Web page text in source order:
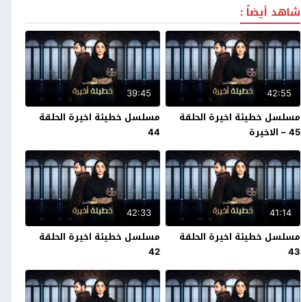
شاهد أيضاً :
42:55
مسلسل خطيئة اخيرة الحلقة
45 – الاخيرة
39:45
مسلسل خطيئة اخيرة الحلقة
44
41:14
مسلسل خطيئة اخيرة الحلقة
43
42:33
مسلسل خطيئة اخيرة الحلقة
42